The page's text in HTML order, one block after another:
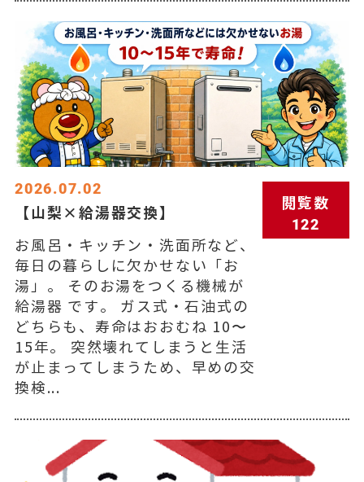
2026.07.02
【山梨×給湯器交換】
お風呂・キッチン・洗面所など、
毎日の暮らしに欠かせない「お
湯」。 そのお湯をつくる機械が
給湯器 です。 ガス式・石油式の
どちらも、寿命はおおむね 10〜
15年。 突然壊れてしまうと生活
が止まってしまうため、早めの交
換検...
閲覧数
122